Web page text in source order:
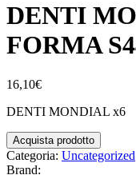
DENTI
FORMA
16,10€
DENTI MONDIAL x6
Acquista prodotto
Categoria: Uncategorized
Brand: